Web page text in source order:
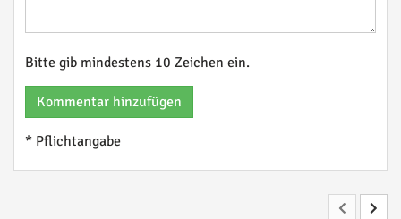
Bitte gib mindestens 10 Zeichen ein.
Kommentar hinzufügen
* Pflichtangabe